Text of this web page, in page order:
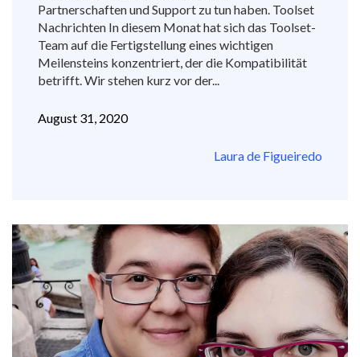
Partnerschaften und Support zu tun haben. Toolset
Nachrichten In diesem Monat hat sich das Toolset-
Team auf die Fertigstellung eines wichtigen
Meilensteins konzentriert, der die Kompatibilität
betrifft. Wir stehen kurz vor der...
August 31, 2020
Laura de Figueiredo